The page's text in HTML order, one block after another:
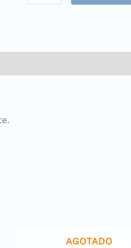
AGOTADO